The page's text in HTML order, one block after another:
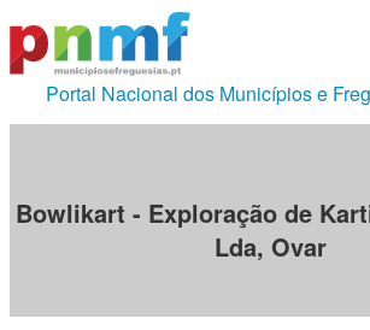
Portal Nacional dos Municípios e
Bowlikart - Exploração de
Lda, Ovar